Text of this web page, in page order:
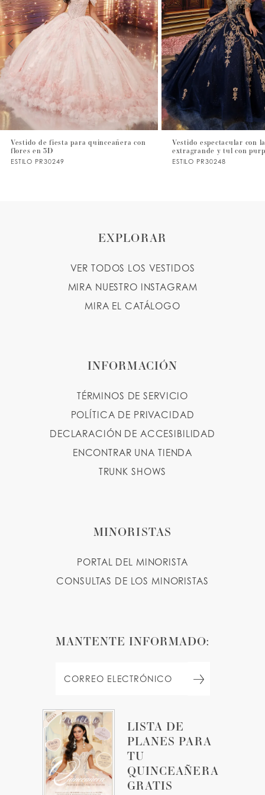
2
3
4
6
7
8
Vestido de fiesta para quinceañera con
flores en 3D
ESTILO PR30249
Vestido espectacular con
extragrande y tul con
ESTILO PR30248
LISTA DE
PLANES PARA
TU
QUINCEAÑERA
GRATIS
EXPLORAR
VER TODOS LOS VESTIDOS
MIRA NUESTRO INSTAGRAM
MIRA EL CATÁLOGO
INFORMACIÓN
TÉRMINOS DE SERVICIO
POLÍTICA DE PRIVACIDAD
DECLARACIÓN DE ACCESIBILIDAD
ENCONTRAR UNA TIENDA
TRUNK SHOWS
MINORISTAS
PORTAL DEL MINORISTA
CONSULTAS DE LOS MINORISTAS
MANTENTE INFORMADO: